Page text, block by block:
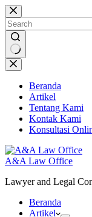
Skip
to
content
No
results
Beranda
Artikel
Tentang Kami
Kontak Kami
Konsultasi
A&A Law Office
Lawyer and Legal
Beranda
Artikel